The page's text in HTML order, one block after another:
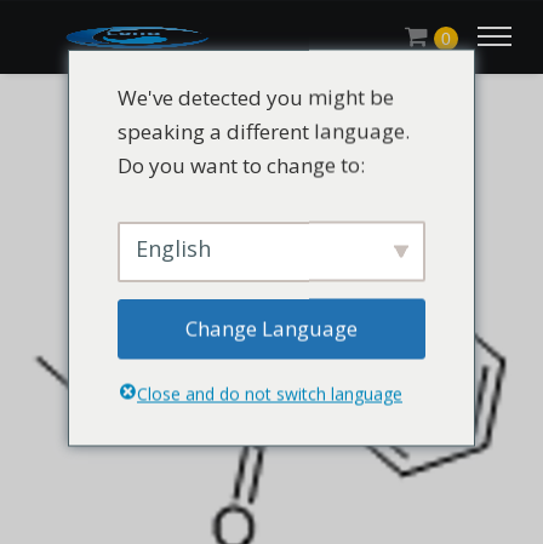
0
We've detected you might be
speaking a different language.
Do you want to change to:
English
Change Language
Close and do not switch language